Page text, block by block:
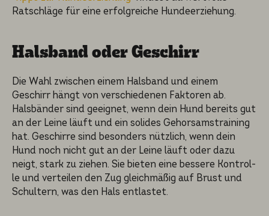
Ratschlä­ge für eine erfolg­rei­che Hundeer­zie­hung.
Halsband oder Geschirr
Die Wahl zwischen einem Halsband und einem
Geschirr hängt von verschie­de­nen Faktoren ab.
Halsbän­der sind geeignet, wenn dein Hund bereits gut
an der Leine läuft und ein solides Gehorsams­trai­ning
hat. Geschir­re sind besonders nützlich, wenn dein
Hund noch nicht gut an der Leine läuft oder dazu
neigt, stark zu ziehen. Sie bieten eine bessere Kontrol­
le und vertei­len den Zug gleich­mä­ßig auf Brust und
Schultern, was den Hals entlas­tet.